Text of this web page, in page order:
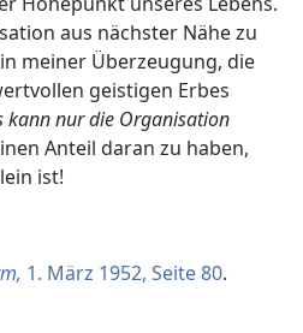
aus nächster Nähe zu
meiner Überzeugung, die
geistigen Erbes
kann nur die Organisation
Anteil daran zu haben,
ist!
1. März 1952, Seite 80.